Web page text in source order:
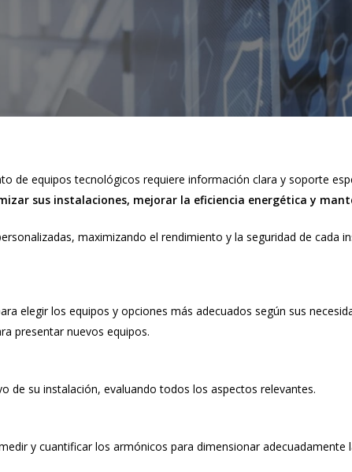
de equipos tecnológicos requiere información clara y soporte
sus instalaciones, mejorar la eficiencia energética y
maximizando el rendimiento y la seguridad de cada
elegir los equipos y opciones más adecuados según sus
presentar nuevos equipos.
de su instalación, evaluando todos los aspectos relevantes.
y cuantificar los armónicos para dimensionar adecuadamente